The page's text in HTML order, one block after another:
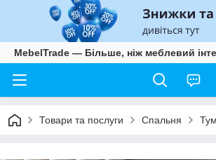
MebelTrade — Більше, ніж меблевий
Товари та послуги Спальня